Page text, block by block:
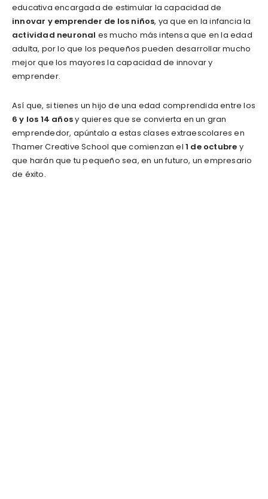
educativa encargada de estimular la capacidad de
innovar y emprender de los niños, ya que en la infancia la
actividad neuronal es mucho más intensa que en la edad
adulta, por lo que los pequeños pueden desarrollar mucho
mejor que los mayores la capacidad de innovar y
emprender.
Así que, si tienes un hijo de una edad comprendida entre los
6 y los 14 añosy quieres que se convierta en un gran
emprendedor, apúntalo a estas clases extraescolares en
Thamer Creative School que comienzan el 1 de octubre y
que harán que tu pequeño sea, en un futuro, un empresario
de éxito.